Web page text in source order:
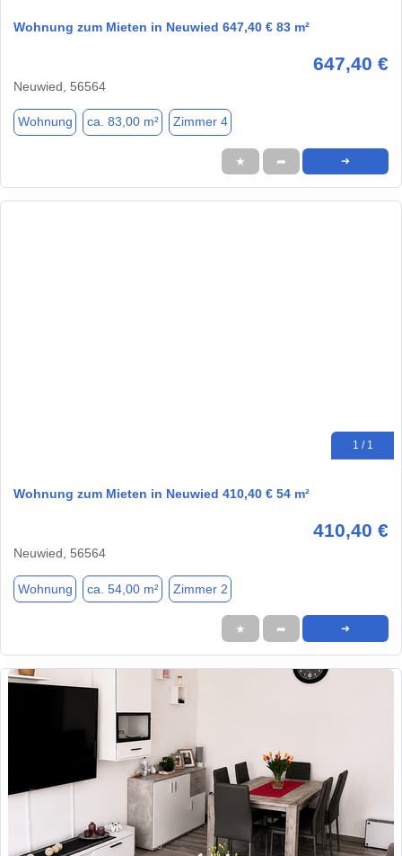
Wohnung zum Mieten in Neuwied 647,40 € 83 m²
647,40 €
Neuwied, 56564
Wohnung ca. 83,00 m² Zimmer 4
★ ➦ ➜
1 / 1
Wohnung zum Mieten in Neuwied 410,40 € 54 m²
410,40 €
Neuwied, 56564
Wohnung ca. 54,00 m² Zimmer 2
★ ➦ ➜